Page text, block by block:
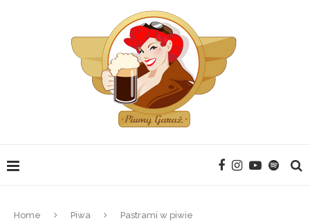
Home Piwa Pastrami w piwie